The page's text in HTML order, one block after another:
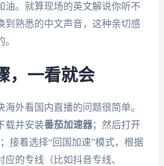
油。就算现场的英文解说你听不
到熟悉的中文声音，这种亲切感
，一看就会
海外看国内直播的问题很简单。
载并安装番茄加速器；然后打开
接着选择“回国加速”模式，根据
的专线（比如抖音专线、